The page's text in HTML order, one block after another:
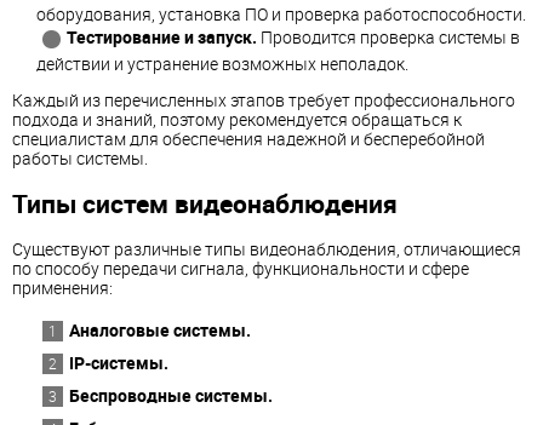
оборудования, установка ПО и проверка работоспособности.
Тестирование и запуск. Проводится проверка системы в
действии и устранение возможных неполадок.
Каждый из перечисленных этапов требует профессионального
подхода и знаний, поэтому рекомендуется обращаться к
специалистам для обеспечения надежной и бесперебойной
работы системы.
Типы систем видеонаблюдения
Существуют различные типы видеонаблюдения, отличающиеся
по способу передачи сигнала, функциональности и сфере
применения:
Аналоговые системы.
IP-системы.
Беспроводные системы.